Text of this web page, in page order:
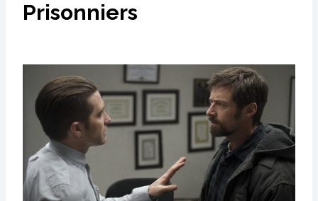
Prisonniers